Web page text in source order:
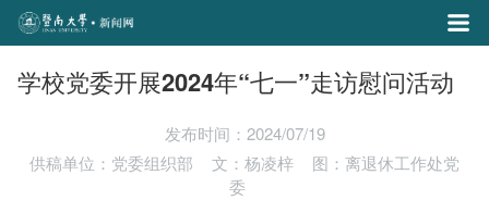
学校党委开展2024年“七一”走访慰问活动
发布时间：2024/07/19
供稿单位：党委组织部
文：杨凌梓
图：离退休工作处党
委